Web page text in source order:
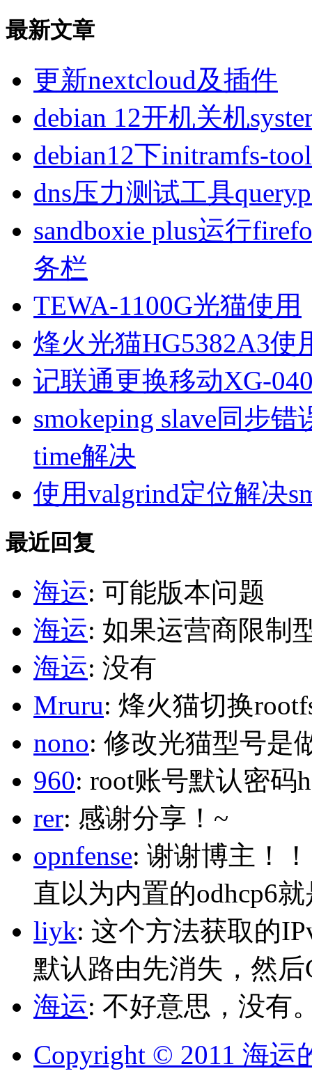
最新文章
更新nextcloud及插件
debian 12开机关机
debian12下initramfs-
dns压力测试工具
sandboxie plus运行
务栏
TEWA-1100G光猫使用
烽火光猫HG5382A3使
记联通更换移动XG-
smokeping slave同步错
time解决
使用valgrind定位解决
最近回复
海运: 可能版本问题
海运: 如果运营商限制
海运: 没有
Mruru: 烽火猫切换
nono: 修改光猫型号是
960: root账号默认密码
rer: 感谢分享！~
opnfense: 谢谢博主！
直以为内置的odhcp6
liyk: 这个方法获取的
默认路由先消失，然
海运: 不好意思，没有
Copyright © 2011 海运